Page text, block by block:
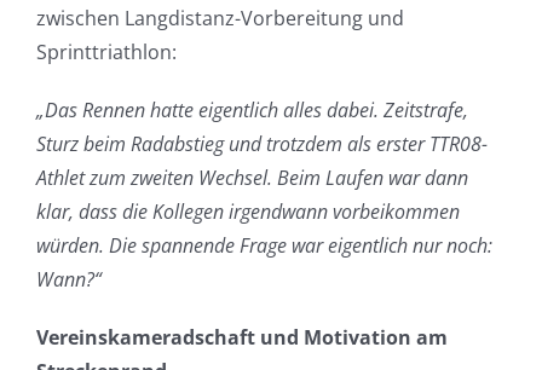
zwischen Langdistanz-Vorbereitung und
Sprinttriathlon:
„Das Rennen hatte eigentlich alles dabei. Zeitstrafe,
Sturz beim Radabstieg und trotzdem als erster TTR08-
Athlet zum zweiten Wechsel. Beim Laufen war dann
klar, dass die Kollegen irgendwann vorbeikommen
würden. Die spannende Frage war eigentlich nur noch:
Wann?“
Vereinskameradschaft und Motivation am